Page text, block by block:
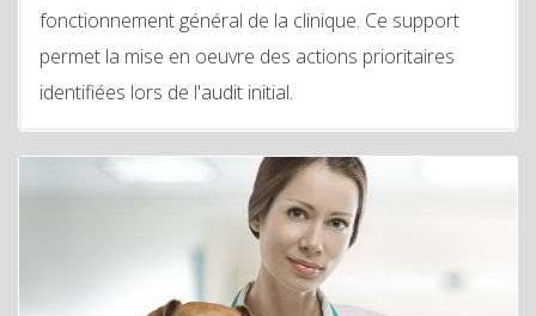
fonctionnement général de la clinique. Ce support
permet la mise en oeuvre des actions prioritaires
identifiées lors de l'audit initial.